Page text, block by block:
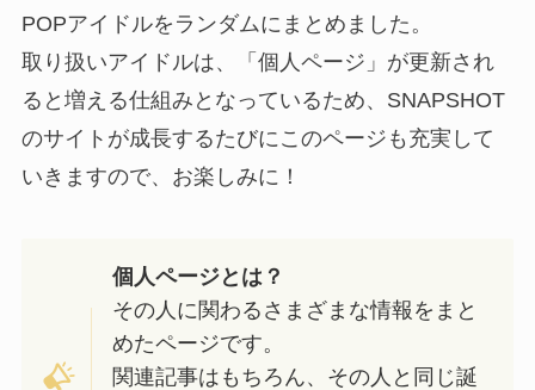
POPアイドルをランダムにまとめました。
取り扱いアイドルは、「個人ページ」が更新され
ると増える仕組みとなっているため、SNAPSHOT
のサイトが成長するたびにこのページも充実して
いきますので、お楽しみに！
個人ページとは？
その人に関わるさまざまな情報をまと
めたページです。
関連記事はもちろん、その人と同じ誕